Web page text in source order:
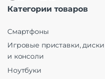
Категории товаров
Смартфоны
Игровые приставки, диски
и консоли
Ноутбуки